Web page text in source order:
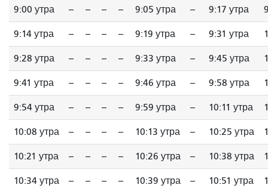
9:00 утра -- -- -- -- 9:05 утра -- 9:17 утра
9:14 утра -- -- -- -- 9:19 утра -- 9:31 утра
9:28 утра -- -- -- -- 9:33 утра -- 9:45 утра
9:41 утра -- -- -- -- 9:46 утра -- 9:58 утра
9:54 утра -- -- -- -- 9:59 утра -- 10:11 утра
10:08 утра -- -- -- -- 10:13 утра -- 10:25 утра
10:21 утра -- -- -- -- 10:26 утра -- 10:38 утра
10:34 утра -- -- -- -- 10:39 утра -- 10:51 утра